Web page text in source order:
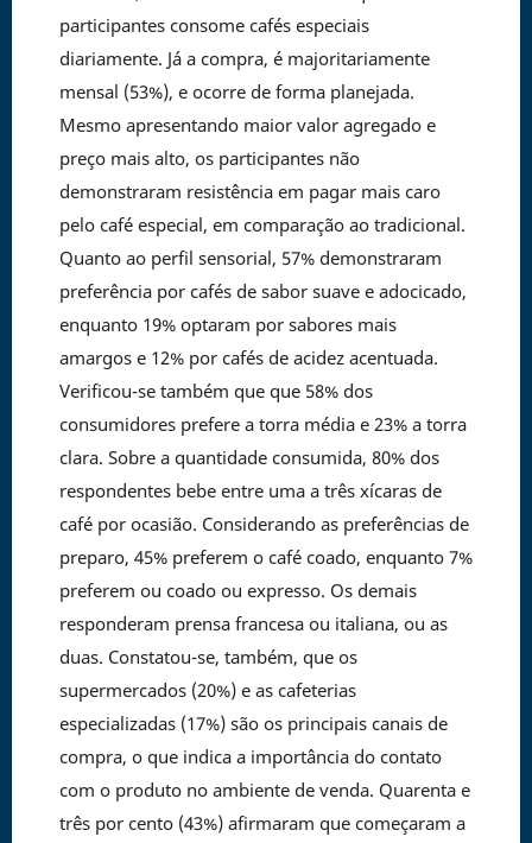
participantes consome cafés especiais
diariamente. Já a compra, é majoritariamente
mensal (53%), e ocorre de forma planejada.
Mesmo apresentando maior valor agregado e
preço mais alto, os participantes não
demonstraram resistência em pagar mais caro
pelo café especial, em comparação ao tradicional.
Quanto ao perfil sensorial, 57% demonstraram
preferência por cafés de sabor suave e adocicado,
enquanto 19% optaram por sabores mais
amargos e 12% por cafés de acidez acentuada.
Verificou-se também que que 58% dos
consumidores prefere a torra média e 23% a torra
clara. Sobre a quantidade consumida, 80% dos
respondentes bebe entre uma a três xícaras de
café por ocasião. Considerando as preferências de
preparo, 45% preferem o café coado, enquanto 7%
preferem ou coado ou expresso. Os demais
responderam prensa francesa ou italiana, ou as
duas. Constatou-se, também, que os
supermercados (20%) e as cafeterias
especializadas (17%) são os principais canais de
compra, o que indica a importância do contato
com o produto no ambiente de venda. Quarenta e
três por cento (43%) afirmaram que começaram a